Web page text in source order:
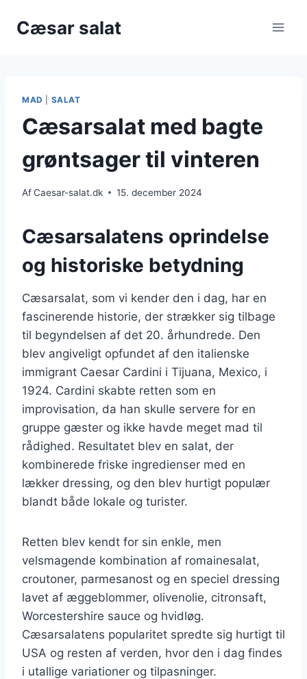
Cæsar salat
MAD SALAT
Cæsarsalat med bagte
grøntsager til vinteren
AfCaesar-salat.dk 15. december 2024
Cæsarsalatens oprindelse
og historiske betydning
Cæsarsalat, som vi kender den i dag, har en
fascinerende historie, der strækker sig tilbage
til begyndelsen af det 20. århundrede. Den
blev angiveligt opfundet af den italienske
immigrant Caesar Cardini i Tijuana, Mexico, i
1924. Cardini skabte retten som en
improvisation, da han skulle servere for en
gruppe gæster og ikke havde meget mad til
rådighed. Resultatet blev en salat, der
kombinerede friske ingredienser med en
lækker dressing, og den blev hurtigt populær
blandt både lokale og turister.
Retten blev kendt for sin enkle, men
velsmagende kombination af romainesalat,
croutoner, parmesanost og en speciel dressing
lavet af æggeblommer, olivenolie, citronsaft,
Worcestershire sauce og hvidløg.
Cæsarsalatens popularitet spredte sig hurtigt til
USA og resten af verden, hvor den i dag findes
i utallige variationer og tilpasninger.